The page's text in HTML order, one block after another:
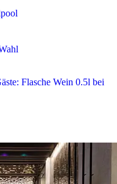
Flasche Wein 0.5l bei